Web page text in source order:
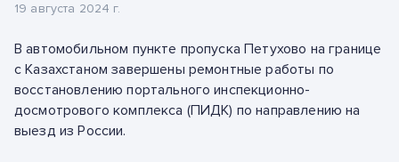
19 августа 2024 г.
В автомобильном пункте пропуска Петухово на границе
с Казахстаном завершены ремонтные работы по
восстановлению портального инспекционно-
досмотрового комплекса (ПИДК) по направлению на
выезд из России.